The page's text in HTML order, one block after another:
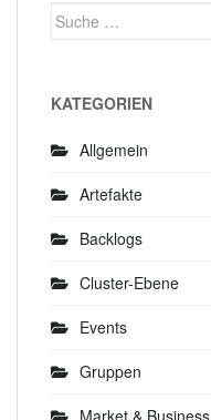
Suche
KATEGORIEN
Allgemein
Artefakte
Backlogs
Cluster-Ebene
Events
Gruppen
Market & Business